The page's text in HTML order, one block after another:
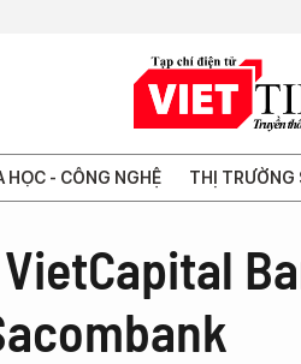
HỌC - CÔNG NGHỆ THỊ TRƯỜNG